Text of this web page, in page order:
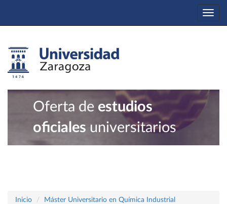
Oferta de estudios
oficiales universitarios
Inicio
Máster Universitario en Química Industrial